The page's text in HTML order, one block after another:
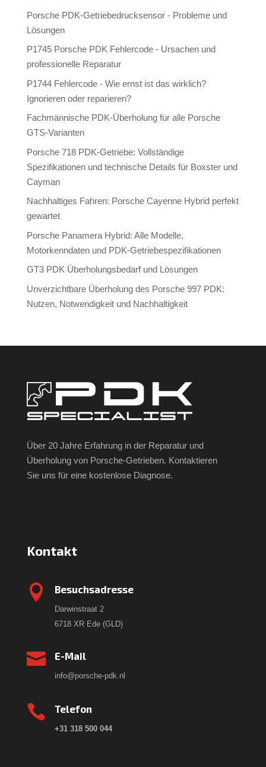
Porsche PDK-Getriebedrucksensor - Probleme und
Lösungen
P1745 Porsche PDK Fehlercode - Ursachen und
professionelle Reparatur
P1744 Fehlercode - Wie ernst ist das wirklich?
Ignorieren oder reparieren?
Fachmännische PDK-Überholung für alle Porsche
GTS-Varianten
Porsche 718 PDK-Getriebe: Vollständige
Spezifikationen und technische Details für Boxster und
Cayman
Nachhaltiges Fahren: Porsche Cayenne Hybrid perfekt
gewartet
Porsche Panamera Hybrid: Alle Modelle,
Motorkenndaten und PDK-Getriebespezifikationen
GT3 PDK Überholungsbedarf und Lösungen
Unverzichtbare Überholung des Porsche 997 PDK:
Nutzen, Notwendigkeit und Nachhaltigkeit
Über 20 Jahre Erfahrung in der Reparatur und
Überholung von Porsche-Getrieben. Kontaktieren
Sie uns für eine kostenlose Diagnose.
Kontakt
 Besuchsadresse
Darwinstraat 2
6718 XR Ede (GLD)
 E-Mail
info@porsche-pdk.nl
 Telefon
+31 318 500 044